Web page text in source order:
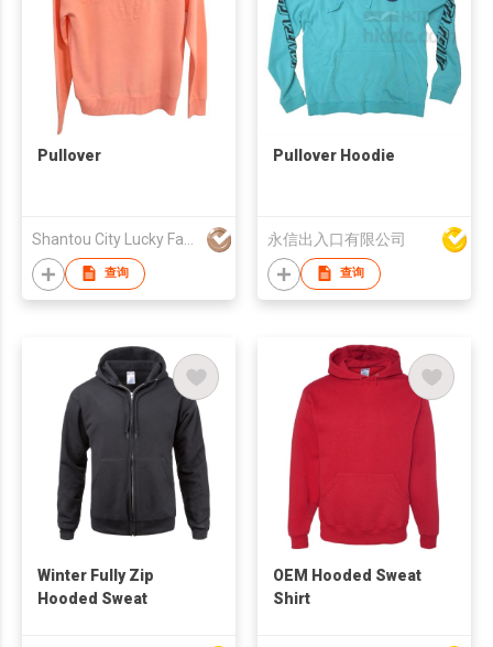
Pullover
查询
Pullover Hoodie
永信出入口有限公司
查询
Winter Fully Zip
Hooded Sweat
OEM Hooded Sweat
Shirt